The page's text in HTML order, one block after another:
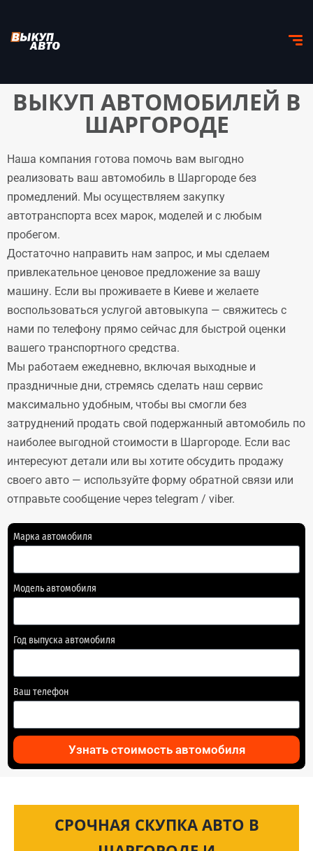
ВЫКУП АВТОМОБИЛЕЙ В
ШАРГОРОДЕ
Наша компания готова помочь вам выгодно
реализовать ваш автомобиль в Шаргороде без
промедлений. Мы осуществляем закупку
автотранспорта всех марок, моделей и с любым
пробегом.
Достаточно направить нам запрос, и мы сделаем
привлекательное ценовое предложение за вашу
машину. Если вы проживаете в Киеве и желаете
воспользоваться услугой автовыкупа — свяжитесь с
нами по телефону прямо сейчас для быстрой оценки
вашего транспортного средства.
Мы работаем ежедневно, включая выходные и
праздничные дни, стремясь сделать наш сервис
максимально удобным, чтобы вы смогли без
затруднений продать свой подержанный автомобиль по
наиболее выгодной стоимости в Шаргороде. Если вас
интересуют детали или вы хотите обсудить продажу
своего авто — используйте форму обратной связи или
отправьте сообщение через telegram / viber.
Марка автомобиля
Модель автомобиля
Год выпуска автомобиля
Ваш телефон
Узнать стоимость автомобиля
СРОЧНАЯ СКУПКА АВТО В